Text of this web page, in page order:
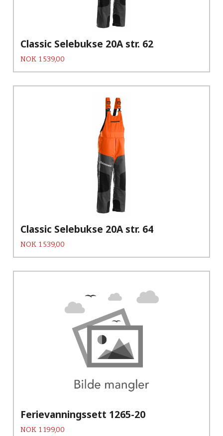
Classic Selebukse 20A str. 62
Pris
NOK 1 539,00
Classic Selebukse 20A str. 64
Pris
NOK 1 539,00
Ferievanningssett 1265-20
Pris
NOK 1 199,00